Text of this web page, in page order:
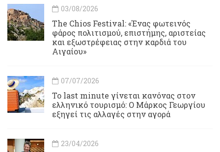
03/08/2026
Τhe Chios Festival: «Ένας φωτεινός
φάρος πολιτισμού, επιστήμης, αριστείας
και εξωστρέφειας στην καρδιά του
Αιγαίου»
07/07/2026
Το last minute γίνεται κανόνας στον
ελληνικό τουρισμό: Ο Μάρκος Γεωργίου
εξηγεί τις αλλαγές στην αγορά
23/04/2026